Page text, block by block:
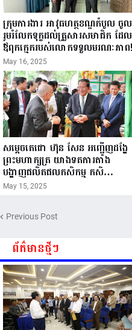
ក្រុមការងារ អាវុធហត្ថខណ្ឌកំបូល ចូល
រួមរំលែកទុក្ខដល់គ្រួសារសមាជិក ដែល
ឪពុកក្មេករបស់លោកទទួលមរណៈភាព!
May 16, 2025
សម្តេចតេជោ ហ៊ុន សែន អញ្ជើញដង្ហែ
ព្រះមហាក្សត្រ យាងទតការតាំង
បង្ហាញផលិតផលកសិកម្ម កសិ
ឧស្សាហកម្ម និងសិប្បកម្ម ក្នុងព្រះរាជ
May 15, 2025
Previous Post
ព័ត៌មានថ្មីៗ